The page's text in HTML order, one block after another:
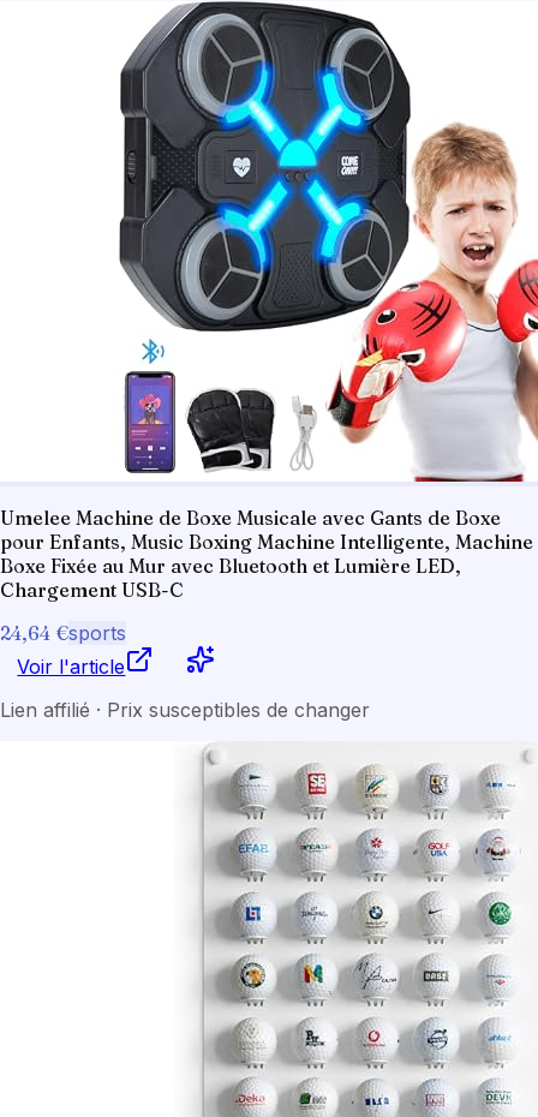
Umelee Machine de Boxe Musicale avec Gants de Boxe
pour Enfants, Music Boxing Machine Intelligente, Machine
Boxe Fixée au Mur avec Bluetooth et Lumière LED,
Chargement USB-C
24,64 €sports
Voir l'article
Lien affilié · Prix susceptibles de changer